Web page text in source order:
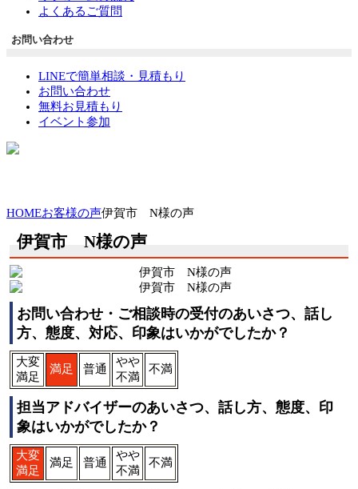
よくあるご質問
お問い合わせ
LINEで簡単相談・見積もり
お問い合わせ
無料お見積もり
イベント参加
HOMEお客様の声伊賀市 N様の声
伊賀市 N様の声
お問い合わせ・ご相談時の受付のあいさつ、話し
方、態度、対応、印象はいかがでしたか？
大変
満足
満足 普通
やや
不満
不満
担当アドバイザーのあいさつ、話し方、態度、印
象はいかがでしたか？
大変
満足
満足 普通
やや
不満
不満